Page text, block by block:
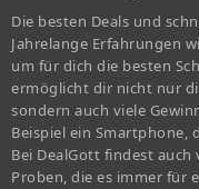
Die besten Deals und
Jahrelange Erfahrungen
um für dich die besten
ermöglicht dir nicht nur
sondern auch viele
Beispiel ein Smartphone,
Bei DealGott findest
Proben, die es immer für